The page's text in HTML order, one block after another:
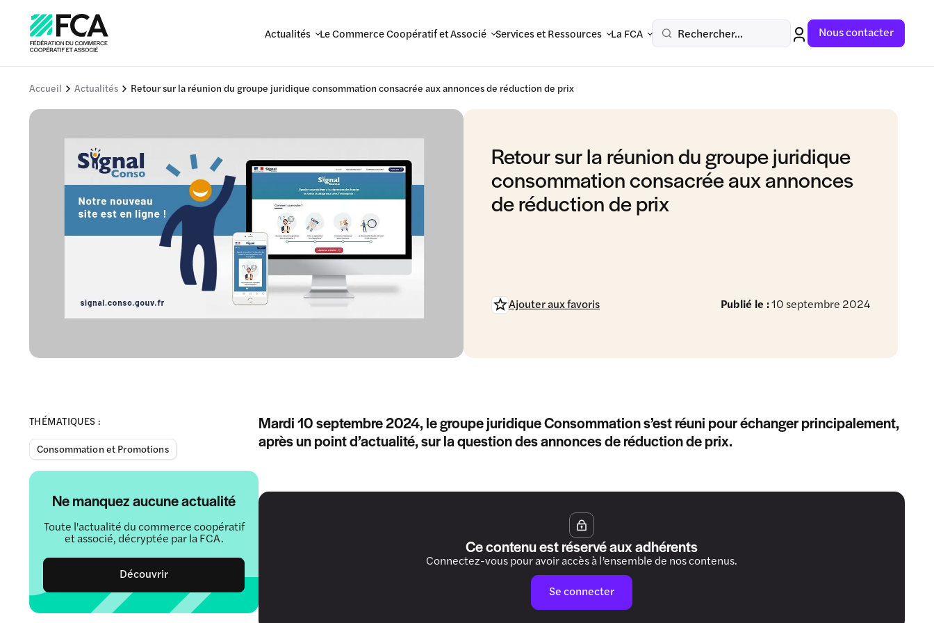
Actualités Le Commerce Coopératif et Associé Services et Ressources La FCA Rechercher... Nous contacter
Accueil Actualités Retour sur la réunion du groupe juridique consommation consacrée aux annonces de réduction de prix
Retour sur la réunion du groupe juridique
consommation consacrée aux annonces
de réduction de prix
Publié le :10 septembre 2024
Ajouter aux favoris
THÉMATIQUES :
Consommation et Promotions
Ne manquez aucune actualité
Toute l'actualité du commerce coopératif
et associé, décryptée par la FCA.
Découvrir
Mardi 10 septembre 2024, le groupe juridique Consommation s’est réuni pour échanger principalement,
après un point d’actualité, sur la question des annonces de réduction de prix.
Ce contenu est réservé aux adhérents
Connectez-vous pour avoir accès à l’ensemble de nos contenus.
Se connecter